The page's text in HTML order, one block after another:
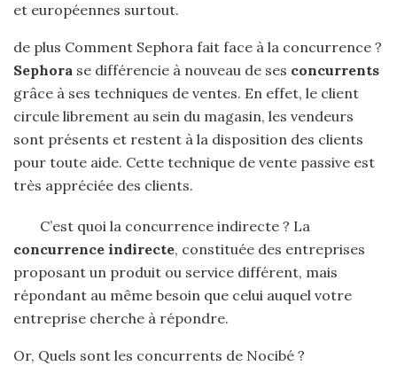
et européennes surtout.
de plus Comment Sephora fait face à la concurrence ?
Sephora se différencie à nouveau de ses concurrents
grâce à ses techniques de ventes. En effet, le client
circule librement au sein du magasin, les vendeurs
sont présents et restent à la disposition des clients
pour toute aide. Cette technique de vente passive est
très appréciée des clients.
C’est quoi la concurrence indirecte ? La
concurrence indirecte, constituée des entreprises
proposant un produit ou service différent, mais
répondant au même besoin que celui auquel votre
entreprise cherche à répondre.
Or, Quels sont les concurrents de Nocibé ?